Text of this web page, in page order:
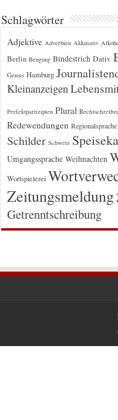
Schlagwörter
Adjektive Adverbien Akkusativ
Berlin Beugung Bindestrich Dativ
Genus Hamburg
Kleinanzeigen
Perfektpartizipien Plural
Redewendungen Regionalsprache
Schilder Schweiz
Umgangssprache Weihnachten
Wortspielerei
Zeitungsmeldung
Getrenntschreibung